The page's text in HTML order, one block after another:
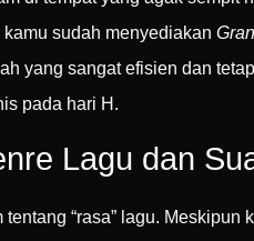
kamu sudah menyediakan
yang sangat efisien dan
pada hari H.
Lagu dan
“rasa” lagu.